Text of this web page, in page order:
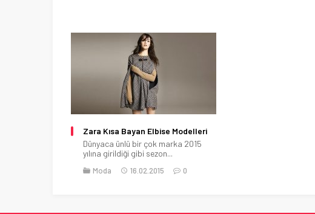
Zara Kısa Bayan Elbise Modelleri
Dünyaca ünlü bir çok marka 2015
yılına girildiği gibi sezon...
Moda 16.02.2015 0